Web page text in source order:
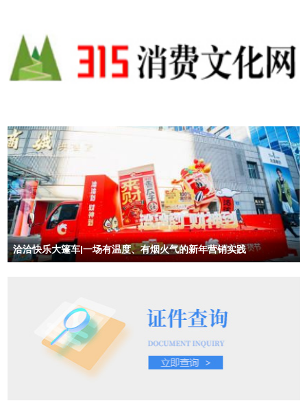
洽洽快乐大篷车|一场有温度、有烟火气的新年营销实践